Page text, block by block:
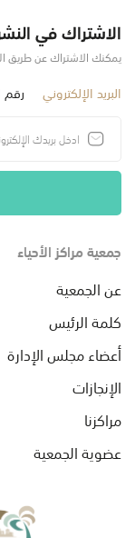
الاشتراك في
يمكنك الاشتراك عن طريق
البريد الإلكتروني رقم
جمعية مراكز الأحياء
عن الجمعية
كلمة الرئيس
أعضاء مجلس الإدارة
الإنجازات
مراكزنا
عضوية الجمعية